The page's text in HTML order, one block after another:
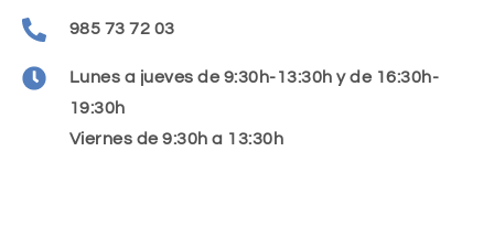
985 73 72 03
Lunes a jueves de 9:30h-13:30h y de 16:30h-
19:30h
Viernes de 9:30h a 13:30h